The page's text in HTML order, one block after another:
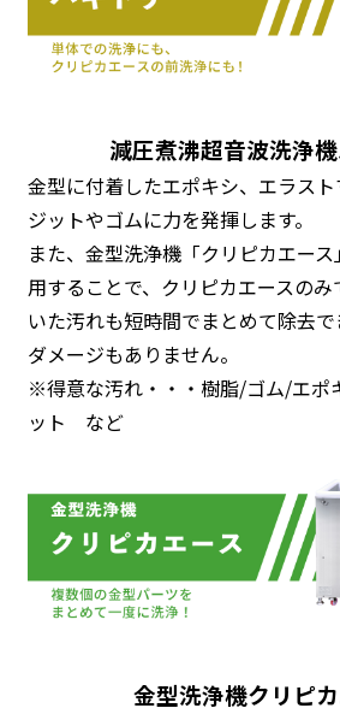
減圧煮沸超音波洗浄
金型に付着したエポキシ、エラス
ジットやゴムに力を発揮します。
また、金型洗浄機「クリピカエー
用することで、クリピカエースの
いた汚れも短時間でまとめて除去
ダメージもありません。
※得意な汚れ・・・樹脂/ゴム/エポ
ット など
金型洗浄機クリピ